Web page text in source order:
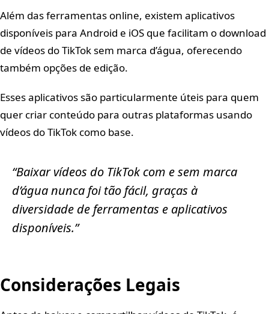
Além das ferramentas online, existem aplicativos
disponíveis para Android e iOS que facilitam o download
de vídeos do TikTok sem marca d’água, oferecendo
também opções de edição.
Esses aplicativos são particularmente úteis para quem
quer criar conteúdo para outras plataformas usando
vídeos do TikTok como base.
“Baixar vídeos do TikTok com e sem marca
d’água nunca foi tão fácil, graças à
diversidade de ferramentas e aplicativos
disponíveis.”
Considerações Legais